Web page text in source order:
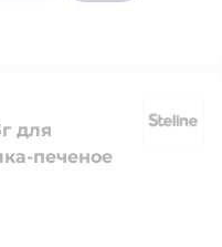
для
печеное